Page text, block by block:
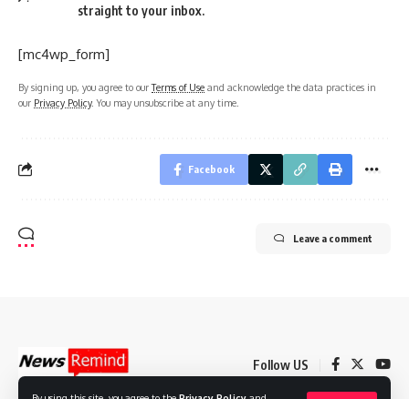
straight to your inbox.
[mc4wp_form]
By signing up, you agree to ourTerms of Use and acknowledge the data practices in
our Privacy Policy. You may unsubscribe at any time.
Facebook
Leave a comment
Follow US